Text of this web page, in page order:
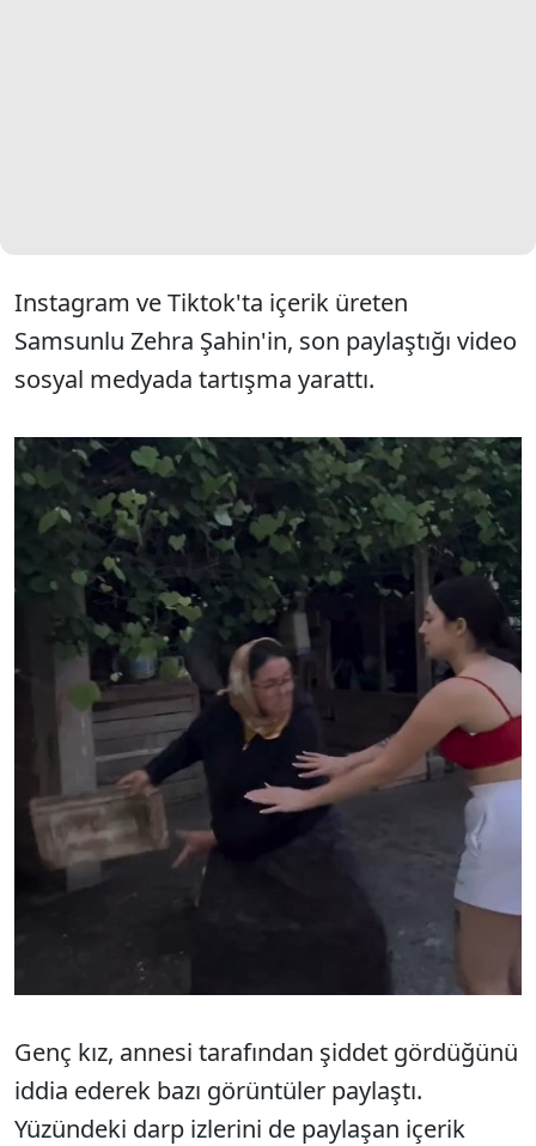
Instagram ve Tiktok'ta içerik üreten
Samsunlu Zehra Şahin'in, son paylaştığı video
sosyal medyada tartışma yarattı.
Genç kız, annesi tarafından şiddet gördüğünü
iddia ederek bazı görüntüler paylaştı.
Yüzündeki darp izlerini de paylaşan içerik